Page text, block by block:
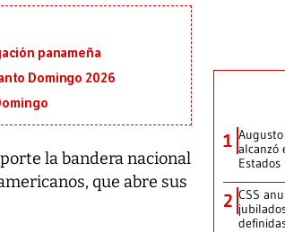
panameña
Domingo 2026
la bandera nacional
que abre sus
1 alcanzó
Estados
2 CSS